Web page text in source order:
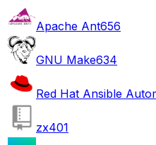
Apache Ant656
GNU Make634
Red Hat Ansible
zx401